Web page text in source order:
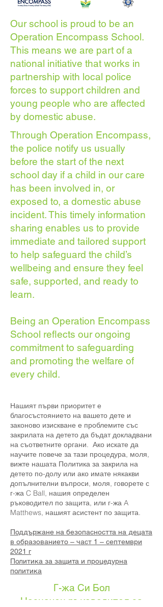
Our school is proud to be an
Operation Encompass School.
This means we are part of a
national initiative that works in
partnership with local police
forces to support children and
young people who are affected
by domestic abuse.
Through Operation Encompass,
the police notify us usually
before the start of the next
school day if a child in our care
has been involved in, or
exposed to, a domestic abuse
incident. This timely information
sharing enables us to provide
immediate and tailored support
to help safeguard the child’s
wellbeing and ensure they feel
safe, supported, and ready to
learn.
Being an Operation Encompass
School reflects our ongoing
commitment to safeguarding
and promoting the welfare of
every child.
Нашият първи приоритет е
благосъстоянието на вашето дете и
законово изискване е проблемите със
закрилата на детето да бъдат докладвани
на съответните органи. Ако искате да
научите повече за тази процедура, моля,
вижте нашата Политика за закрила на
детето по-долу или ако имате някакви
допълнителни въпроси, моля, говорете с
г-жа C Ball, нашия определен
ръководител по защита, или г-жа A
Matthews, нашият асистент по защита.
Поддържане на безопасността на децата
в образованието – част 1 – септември
2021 г
Политика за защита и процедурна
политика
Г-жа Си Бол
Назначен ръководител за